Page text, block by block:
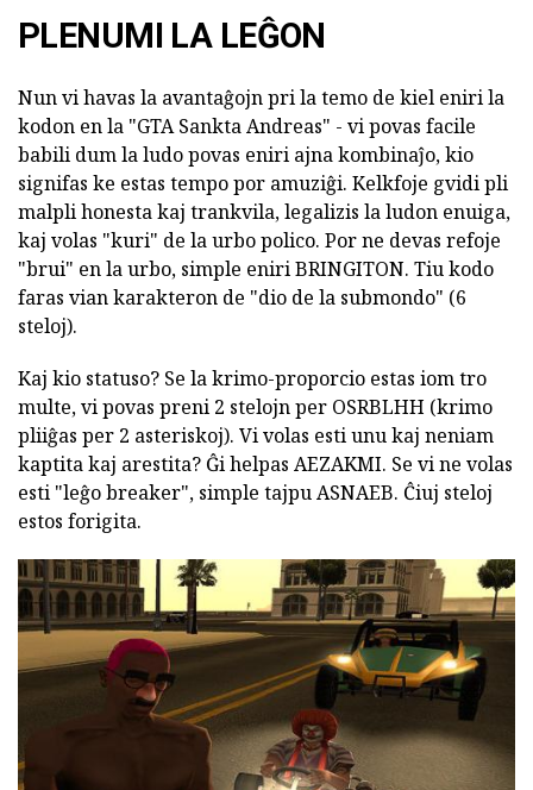
PLENUMI LA LEĜON
Nun vi havas la avantaĝojn pri la temo de kiel eniri la
kodon en la "GTA Sankta Andreas" - vi povas facile
babili dum la ludo povas eniri ajna kombinaĵo, kio
signifas ke estas tempo por amuziĝi. Kelkfoje gvidi pli
malpli honesta kaj trankvila, legalizis la ludon enuiga,
kaj volas "kuri" de la urbo polico. Por ne devas refoje
"brui" en la urbo, simple eniri BRINGITON. Tiu kodo
faras vian karakteron de "dio de la submondo" (6
steloj).
Kaj kio statuso? Se la krimo-proporcio estas iom tro
multe, vi povas preni 2 stelojn per OSRBLHH (krimo
pliiĝas per 2 asteriskoj). Vi volas esti unu kaj neniam
kaptita kaj arestita? Ĝi helpas AEZAKMI. Se vi ne volas
esti "leĝo breaker", simple tajpu ASNAEB. Ĉiuj steloj
estos forigita.